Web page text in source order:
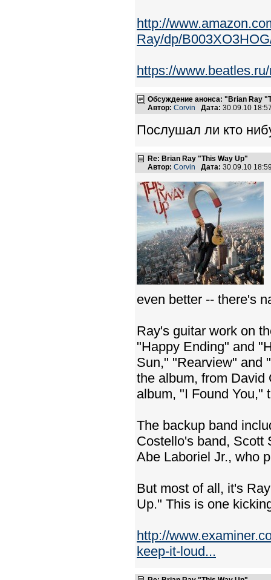
http://
Ray/dp/
https://
Обсуждение анонса: "Brian Ray
Автор: Corvin Дата: 30.09.10
Послушал ли кто
Re: Brian Ray "This Way Up"
Автор: Corvin Дата: 30.09.10
even better -- there's
Ray's guitar work on
"Happy Ending" and
Sun," "Rearview" and
the album, from David
album, "I Found You,"
The backup band
Costello's band, Scott
Abe Laboriel Jr., who
But most of all, it's
Up." This is one
http://
keep-it-loud...